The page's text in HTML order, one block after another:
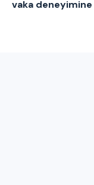
vaka deneyimine